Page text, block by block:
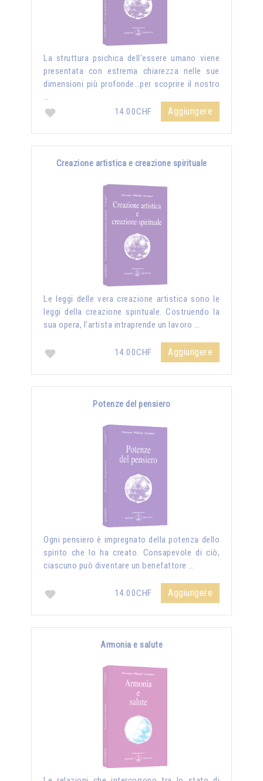
La struttura psichica dell’essere umano viene
presentata con estrema chiarezza nelle sue
dimensioni più profonde…per scoprire il nostro
…
14.00CHF
Aggiungere
Creazione artistica e creazione spirituale
Le leggi delle vera creazione artistica sono le
leggi della creazione spirituale. Costruendo la
sua opera, l’artista intraprende un lavoro …
14.00CHF Aggiungere
Potenze del pensiero
Ogni pensiero è impregnato della potenza dello
spirito che lo ha creato. Consapevole di ciò,
ciascuno può diventare un benefattore …
14.00CHF Aggiungere
Armonia e salute